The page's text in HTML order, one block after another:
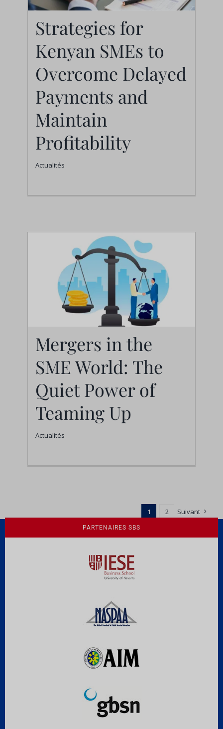
Strategies for Kenyan
SMEs to Overcome
Delayed Payments
and Maintain
Profitability
Actualités
Strategies for
Kenyan SMEs to
Overcome Delayed
Payments and
Maintain
Profitability
Actualités
Mergers in the SME
World: The Quiet
Power of Teaming Up
Actualités
Mergers in the
SME World: The
Quiet Power of
Teaming Up
Actualités
1 2 Suivant
l'apprentissage
PARTENAIRES SBS